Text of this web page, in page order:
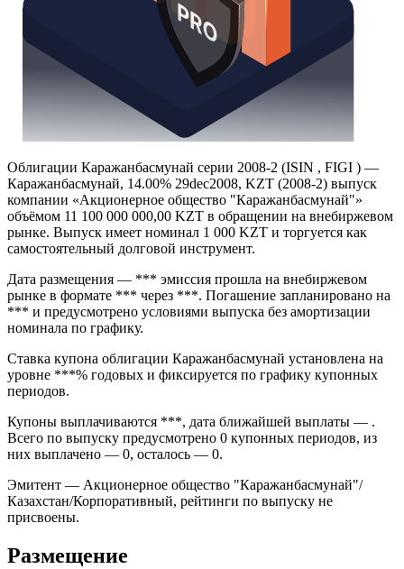
Облигации Каражанбасмунай серии 2008-2 (ISIN , FIGI ) —
Каражанбасмунай, 14.00% 29dec2008, KZT (2008-2) выпуск
компании «Акционерное общество "Каражанбасмунай"»
объёмом 11 100 000 000,00 KZT в обращении на внебиржевом
рынке. Выпуск имеет номинал 1 000 KZT и торгуется как
самостоятельный долговой инструмент.
Дата размещения — *** эмиссия прошла на внебиржевом
рынке в формате *** через ***. Погашение запланировано на
*** и предусмотрено условиями выпуска без амортизации
номинала по графику.
Ставка купона облигации Каражанбасмунай установлена на
уровне ***% годовых и фиксируется по графику купонных
периодов.
Купоны выплачиваются ***, дата ближайшей выплаты — .
Всего по выпуску предусмотрено 0 купонных периодов, из
них выплачено — 0, осталось — 0.
Эмитент — Акционерное общество "Каражанбасмунай"/
Казахстан/Корпоративный, рейтинги по выпуску не
присвоены.
Размещение